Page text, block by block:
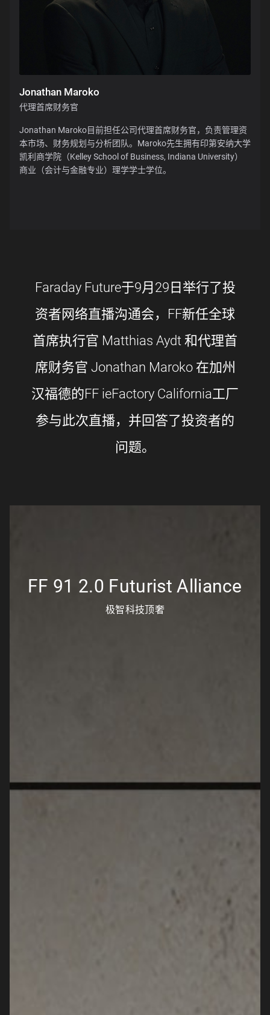
Jonathan Maroko
代理首席财务官
Jonathan Maroko目前担任公司代理首席财务官，负责管理资
本市场、财务规划与分析团队。Maroko先生拥有印第安纳大学
凯利商学院（Kelley School of Business, Indiana University）
商业（会计与金融专业）理学学士学位。
Faraday Future于9月29日举行了投
资者网络直播沟通会，FF新任全球
首席执行官 Matthias Aydt 和代理首
席财务官 Jonathan Maroko 在加州
汉福德的FF ieFactory California工厂
参与此次直播，并回答了投资者的
问题。
FF 91 2.0 Futurist Alliance
极智科技顶奢